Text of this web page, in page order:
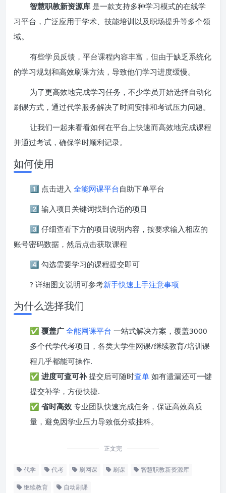
智慧职教新资源库 是一款支持多种学习模式的在线学
习平台，广泛应用于学术、技能培训以及职场提升等多个领
域。
有些学员反馈，平台课程内容丰富，但由于缺乏系统化
的学习规划和高效刷课方法，导致他们学习进度缓慢。
为了更高效地完成学习任务，不少学员开始选择自动化
刷课方式，通过代学服务解决了时间安排和考试压力问题。
让我们一起来看看如何在平台上快速而高效地完成课程
并通过考试，确保学时顺利记录。
如何使用
1️⃣ 点击进入 全能网课平台自助下单平台
2️⃣ 输入项目关键词找到合适的项目
3️⃣ 仔细查看下方的项目说明内容，按要求输入相应的
账号密码数据，然后点击获取课程
4️⃣ 勾选需要学习的课程提交即可
? 详细图文说明可参考新手快速上手注意事项
为什么选择我们
✅ 覆盖广 全能网课平台 一站式解决方案，覆盖3000
多个代学代考项目，各类大学生网课/继续教育/培训课
程几乎都能可操作.
✅ 进度可查可补提交后可随时查单 如有遗漏还可一键
提交补学，方便快捷.
✅ 省时高效 专业团队快速完成任务，保证高效高质
量，避免因学业压力导致低分或挂科。
正文完
代学 代考 刷网课 刷课 智慧职教新资源库
继续教育 自动刷课